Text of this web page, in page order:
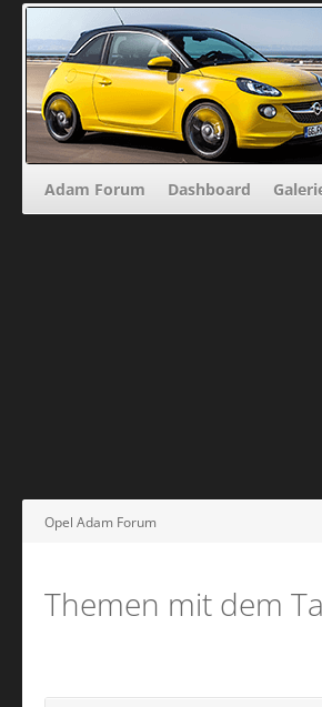
Adam Forum Dashboard
Opel Adam Forum
Themen mit dem